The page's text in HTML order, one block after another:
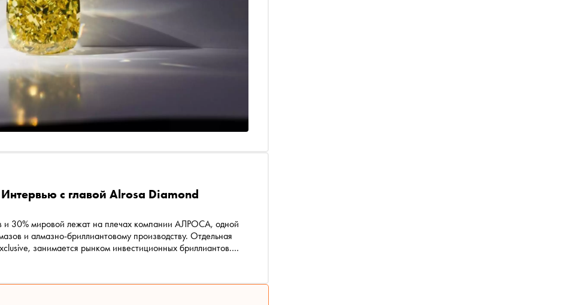
с главой Alrosa Diamond
и 30% мировой лежат на плечах компании АЛРОСА, одной
и алмазно-бриллиантовому производству. Отдельная
занимается рынком инвестиционных бриллиантов.